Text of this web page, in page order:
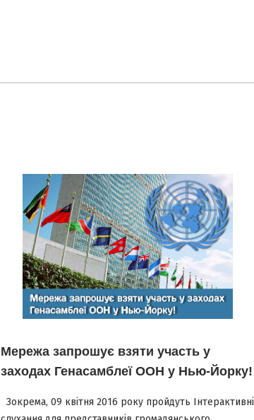
Мережа запрошує взяти участь у
заходах Генасамблеї ООН у Нью-Йорку!
Зокрема, 09 квітня 2016 року пройдуть Інтерактивні